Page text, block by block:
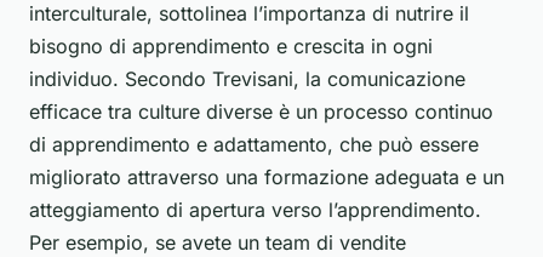
interculturale, sottolinea l’importanza di nutrire il
bisogno di apprendimento e crescita in ogni
individuo. Secondo Trevisani, la comunicazione
efficace tra culture diverse è un processo continuo
di apprendimento e adattamento, che può essere
migliorato attraverso una formazione adeguata e un
atteggiamento di apertura verso l’apprendimento.
Per esempio, se avete un team di vendite